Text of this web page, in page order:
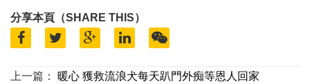
分享本頁（SHARE THIS）
上一篇：
暖心 獲救流浪犬每天趴門外痴等恩人回家